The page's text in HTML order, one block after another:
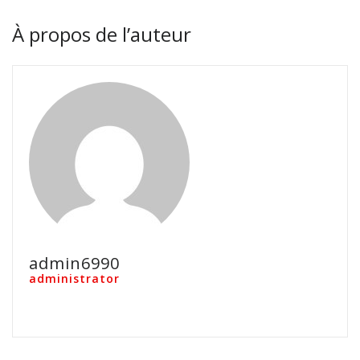
À propos de l’auteur
admin6990
administrator